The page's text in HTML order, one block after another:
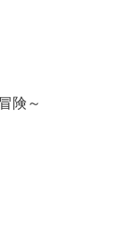
険～